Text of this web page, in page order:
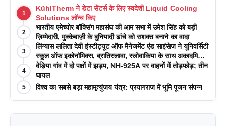
1
KühlTherm ने डेटा सेंटर्स के लिए स्वदेशी Liquid Cooling
Solutions लॉन्च किए
2
भारतीय एमेच्योर बॉक्सिंग महासंघ की आम सभा में उमेश सिंह को बड़ी
ज़िम्मेदारी, मुक्केबाज़ी के बुनियादी ढांचे को सशक्त बनाने का वादा
3
लिंग्यास ललिता देवी इंस्टीट्यूट ऑफ मैनेजमेंट एंड साइंसेज ने यूनिवर्सिटी
स्कूल ऑफ इकोनॉमिक्स, ब्रातिस्लावा, स्लोवाकिया के साथ अकादमिक
पत्रिकाओं में प्रकाशन रणनीतियों पर एक दिवसीय कार्यशाला का
आयोजन किया
4
वेड़िया गांव में दो पक्षों में झड़प, NH-925A पर वाहनों में तोड़फोड़; तीन
घायल
5 विश्व का सबसे बड़ा महामृत्युंजय यंत्र: प्रयागराज में भूमि पूजन संपन्न